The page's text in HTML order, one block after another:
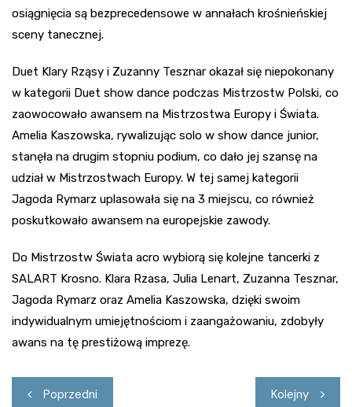
osiągnięcia są bezprecedensowe w annałach krośnieńskiej
sceny tanecznej.
Duet Klary Rząsy i Zuzanny Tesznar okazał się niepokonany
w kategorii Duet show dance podczas Mistrzostw Polski, co
zaowocowało awansem na Mistrzostwa Europy i Świata.
Amelia Kaszowska, rywalizując solo w show dance junior,
stanęła na drugim stopniu podium, co dało jej szansę na
udział w Mistrzostwach Europy. W tej samej kategorii
Jagoda Rymarz uplasowała się na 3 miejscu, co również
poskutkowało awansem na europejskie zawody.
Do Mistrzostw Świata acro wybiorą się kolejne tancerki z
SALART Krosno. Klara Rzasa, Julia Lenart, Zuzanna Tesznar,
Jagoda Rymarz oraz Amelia Kaszowska, dzięki swoim
indywidualnym umiejętnościom i zaangażowaniu, zdobyły
awans na tę prestiżową imprezę.
Nawigacja
Poprzedni Kolejny